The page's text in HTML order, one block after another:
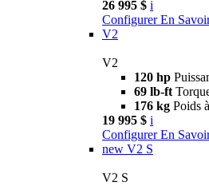
26 995 $ i
Configurer En
V2
V2
120 hp
69 lb-ft
176 kg Poids
19 995 $ i
Configurer En
new V2 S
V2 S